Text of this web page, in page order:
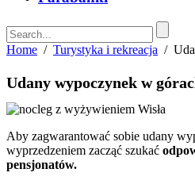
Home / Turystyka i rekreacja /
Udany wypoczynek w
Aby zagwarantować sobie udany
wyprzedzeniem zacząć szukać
pensjonatów.